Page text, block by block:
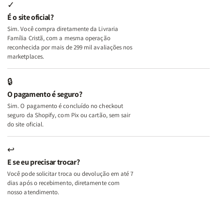
e
Deus
+
A
Mulher
Lar
+
A
Lar
✓
É o site oficial?
Sim. Você compra diretamente da Livraria
Família Cristã, com a mesma operação
reconhecida por mais de 299 mil avaliações nos
marketplaces.
🔒
O pagamento é seguro?
Sim. O pagamento é concluído no checkout
seguro da Shopify, com Pix ou cartão, sem sair
do site oficial.
↩
E se eu precisar trocar?
Você pode solicitar troca ou devolução em até 7
dias após o recebimento, diretamente com
nosso atendimento.